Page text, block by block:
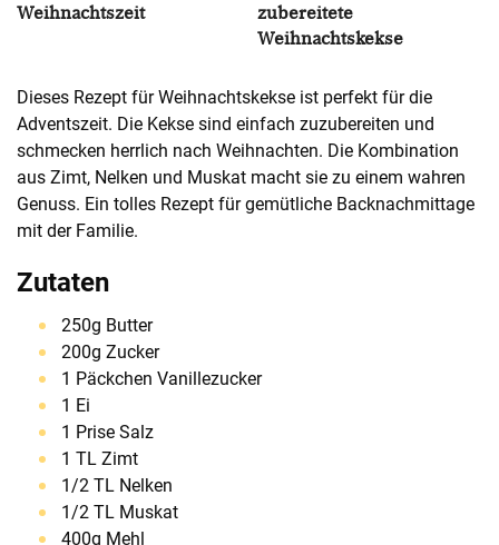
Weihnachtszeit
zubereitete
Weihnachtskekse
Dieses Rezept für Weihnachtskekse ist perfekt für die
Adventszeit. Die Kekse sind einfach zuzubereiten und
schmecken herrlich nach Weihnachten. Die Kombination
aus Zimt, Nelken und Muskat macht sie zu einem wahren
Genuss. Ein tolles Rezept für gemütliche Backnachmittage
mit der Familie.
Zutaten
250g Butter
200g Zucker
1 Päckchen Vanillezucker
1 Ei
1 Prise Salz
1 TL Zimt
1/2 TL Nelken
1/2 TL Muskat
400g Mehl